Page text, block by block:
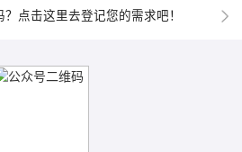
点击这里去登记您的需求吧！